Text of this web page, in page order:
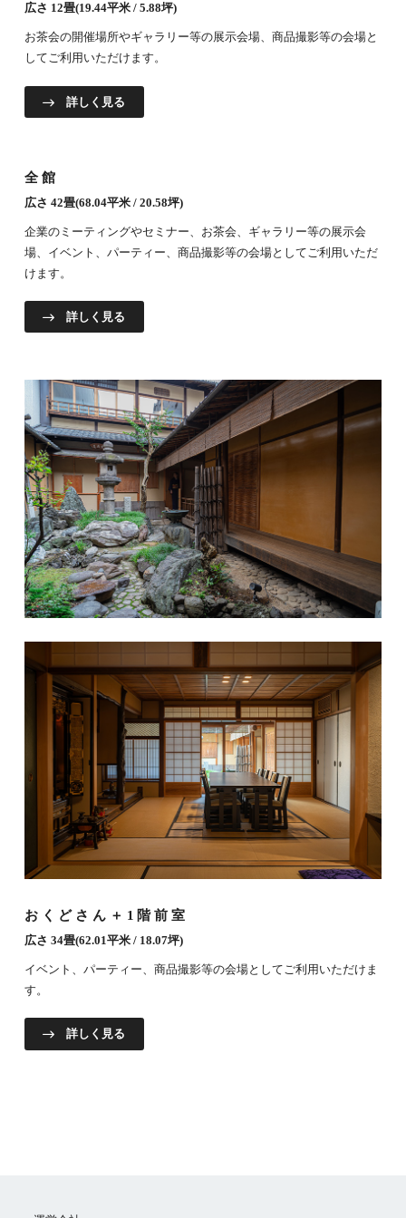
広さ 12畳(19.44平米 / 5.88坪)
お茶会の開催場所やギャラリー等の展示会場、商品撮影等の会場と
してご利用いただけます。
詳しく見る
全館
広さ 42畳(68.04平米 / 20.58坪)
企業のミーティングやセミナー、お茶会、ギャラリー等の展示会
場、イベント、パーティー、商品撮影等の会場としてご利用いただ
けます。
詳しく見る
おくどさん＋1階前室
広さ 34畳(62.01平米 / 18.07坪)
イベント、パーティー、商品撮影等の会場としてご利用いただけま
す。
詳しく見る